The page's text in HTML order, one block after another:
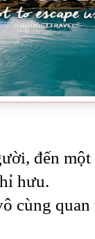
đến
hưu.
cùng